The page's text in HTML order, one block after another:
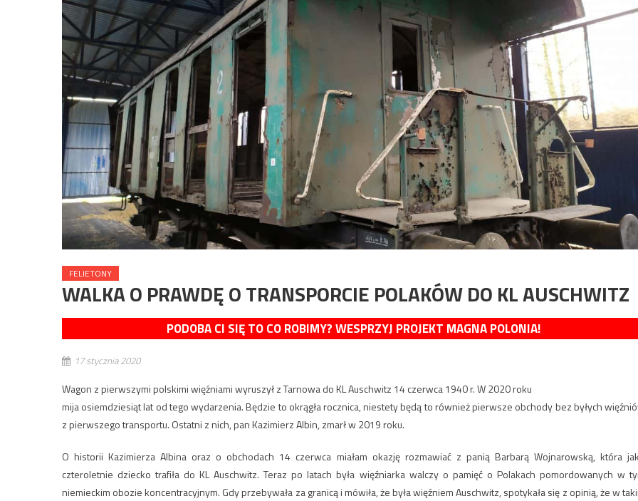
FELIETONY
WALKA O PRAWDĘ O TRANSPORCIE POLAKÓW DO KL AUSCHWITZ
PODOBA CI SIĘ TO CO ROBIMY? WESPRZYJ PROJEKT MAGNA POLONIA!
17 stycznia 2020
Wagon z pierwszymi polskimi więźniami wyruszył z Tarnowa do KL Auschwitz 14 czerwca 1940 r. W 2020 roku
mija osiemdziesiąt lat od tego wydarzenia. Będzie to okrągła rocznica, niestety będą to również pierwsze obchody bez byłych
z pierwszego transportu. Ostatni z nich, pan Kazimierz Albin, zmarł w 2019 roku.
O historii Kazimierza Albina oraz o obchodach 14 czerwca miałam okazję rozmawiać z panią Barbarą Wojnarowską, która
czteroletnie dziecko trafiła do KL Auschwitz. Teraz po latach była więźniarka walczy o pamięć o Polakach pomordowanych w
niemieckim obozie koncentracyjnym. Gdy przebywała za granicą i mówiła, że była więźniem Auschwitz, spotykała się z opinią, że w